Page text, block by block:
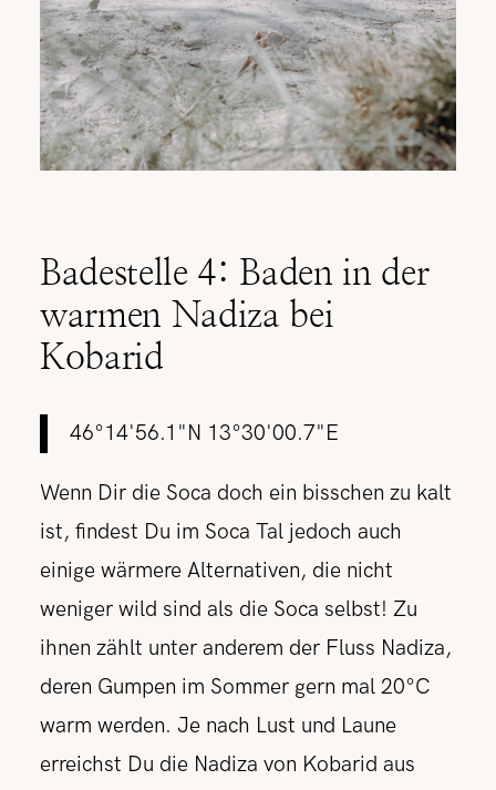
Badestelle 4: Baden in der
warmen Nadiza bei
Kobarid
46°14'56.1"N 13°30'00.7"E
Wenn Dir die Soca doch ein bisschen zu kalt
ist, findest Du im Soca Tal jedoch auch
einige wärmere Alternativen, die nicht
weniger wild sind als die Soca selbst! Zu
ihnen zählt unter anderem der Fluss Nadiza,
deren Gumpen im Sommer gern mal 20°C
warm werden. Je nach Lust und Laune
erreichst Du die Nadiza von Kobarid aus